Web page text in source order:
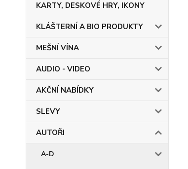
KARTY, DESKOVÉ HRY, IKONY
KLÁŠTERNÍ A BIO PRODUKTY
MEŠNÍ VÍNA
AUDIO - VIDEO
AKČNÍ NABÍDKY
SLEVY
AUTOŘI
A-D